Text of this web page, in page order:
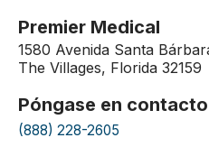
Premier Medical
1580 Avenida Santa
The Villages, Florida 32159
Póngase en
(888) 228-2605